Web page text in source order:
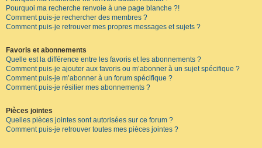
Pourquoi ma recherche renvoie à une page blanche ?!
Comment puis-je rechercher des membres ?
Comment puis-je retrouver mes propres messages et sujets ?
Favoris et abonnements
Quelle est la différence entre les favoris et les abonnements ?
Comment puis-je ajouter aux favoris ou m’abonner à un sujet spécifique ?
Comment puis-je m’abonner à un forum spécifique ?
Comment puis-je résilier mes abonnements ?
Pièces jointes
Quelles pièces jointes sont autorisées sur ce forum ?
Comment puis-je retrouver toutes mes pièces jointes ?